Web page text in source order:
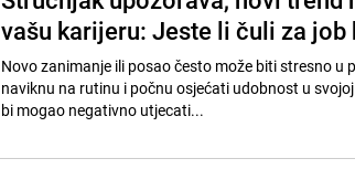
vašu karijeru: Jeste li čuli za job
Novo zanimanje ili posao često može biti stresno u
naviknu na rutinu i počnu osjećati udobnost u
bi mogao negativno utjecati...